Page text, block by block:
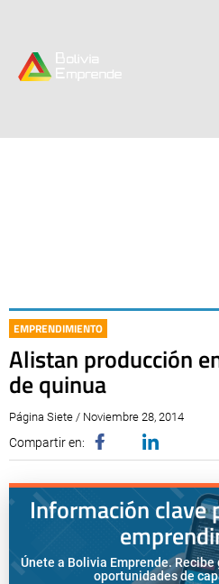
EMPRENDIMIENTO
Alistan producción
de quinua
Página Siete / Noviembre 28, 2014
Compartir en:
Información clave
Únete a Bolivia Emprende.
oportunidades de